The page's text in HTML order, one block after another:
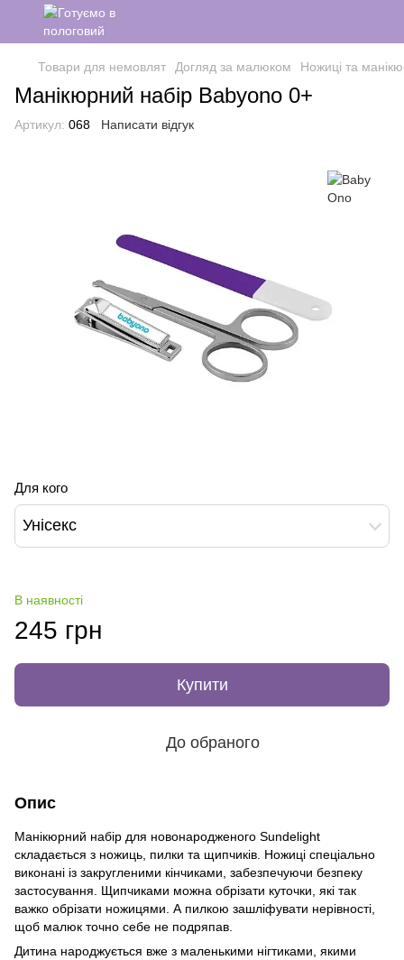
Товари для немовлят Догляд за малюком Ножиці та
Манікюрний набір Babyono 0+
Артикул: 068 Написати відгук
Для кого
Унісекс
В наявності
245 грн
Купити
До обраного
Опис
Манікюрний набір для новонародженого Sundelight
складається з ножиць, пилки та щипчиків. Ножиці спеціально
виконані із закругленими кінчиками, забезпечуючи безпеку
застосування. Щипчиками можна обрізати куточки, які так
важко обрізати ножицями. А пилкою зашліфувати нерівності,
щоб малюк точно себе не подряпав.
Дитина народжується вже з маленькими нігтиками, якими